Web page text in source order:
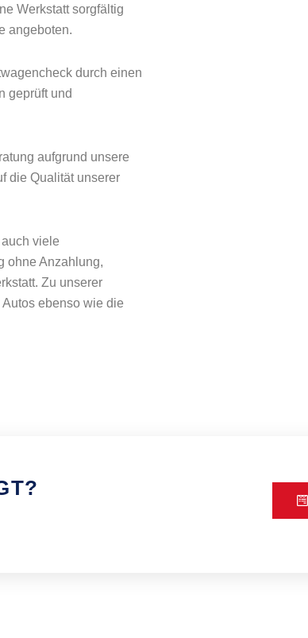
Werkstatt sorgfältig
angeboten.
durch einen
geprüft und
aufgrund unsere
die Qualität unserer
viele
ohne Anzahlung,
Zu unserer
ebenso wie die